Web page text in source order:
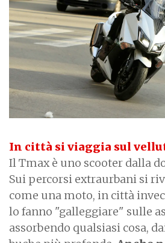
In città si viaggia sul
Il Tmax è uno scooter dalla
Sui percorsi extraurbani si
come una moto, in città
lo fanno "galleggiare" sulle
assorbendo qualsiasi cosa,